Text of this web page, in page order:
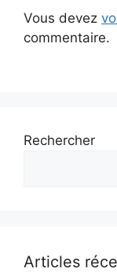
Vous devez
commentaire.
Rechercher
Articles